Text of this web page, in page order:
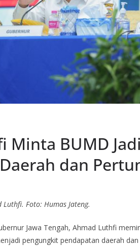
Minta BUMD
dan
Luthfi. Foto: Humas Jateng.
Jawa Tengah, Ahmad Luthfi
pengungkit pendapatan daerah